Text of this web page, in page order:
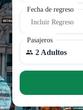
Fecha de regreso
Incluir Regreso
Pasajeros
2 Adultos